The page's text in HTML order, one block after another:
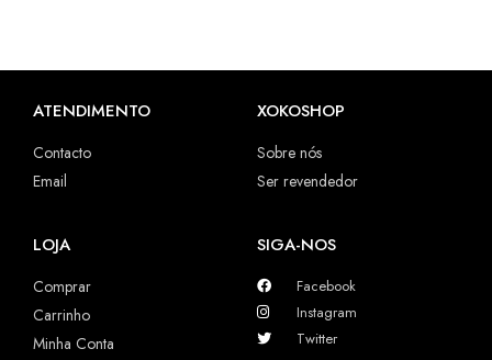
ATENDIMENTO
Contacto
Email
XOKOSHOP
Sobre nós
Ser revendedor
LOJA
Comprar
Carrinho
Minha Conta
SIGA-NOS
Facebook
Instagram
Twitter